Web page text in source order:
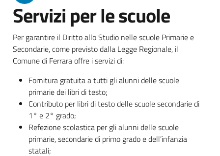
Servizi per le scuole
Per garantire il Diritto allo Studio nelle scuole Primarie e
Secondarie, come previsto dalla Legge Regionale, il
Comune di Ferrara offre i servizi di:
Fornitura gratuita a tutti gli alunni delle scuole
primarie dei libri di testo;
Contributo per libri di testo delle scuole secondarie di
1° e 2° grado;
Refezione scolastica per gli alunni delle scuole
primarie, secondarie di primo grado e dell’infanzia
statali;